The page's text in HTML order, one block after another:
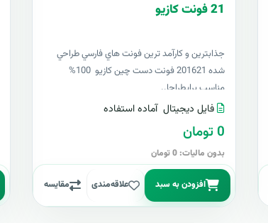
21 فونت کازيو
جذابترين و کارآمد ترين فونت هاي فارسي طراحي
شده 201621 فونت دست چين کازيو 100%
مناسب برايطراحا..
فایل دیجیتال آماده استفاده
0 تومان
بدون مالیات: 0 تومان
افزودن به سبد علاقه‌مندی مقایسه